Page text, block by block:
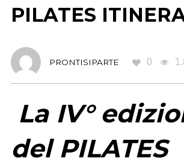
PILATES
PRONTISIPARTE 0
La IV°
del PILATES